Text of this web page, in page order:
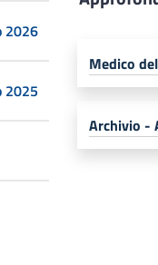
2026
2025
Medico
Archivio -